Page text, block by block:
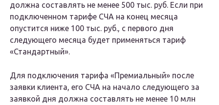
должна составлять не менее 500 тыс. руб. Если при
подключенном тарифе СЧА на конец месяца
опустится ниже 100 тыс. руб., с первого дня
следующего месяца будет применяться тариф
«Стандартный».
Для подключения тарифа «Премиальный» после
заявки клиента, его СЧА на начало следующего за
заявкой дня должна составлять не менее 10 млн